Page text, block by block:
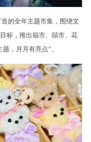
的全年主题市集，围绕文
标，推出福市、囍市、花
，月月有亮点”。